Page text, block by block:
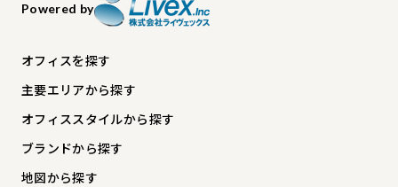
Powered by
オフィスを探す
主要エリアから探す
オフィススタイルから探す
ブランドから探す
地図から探す